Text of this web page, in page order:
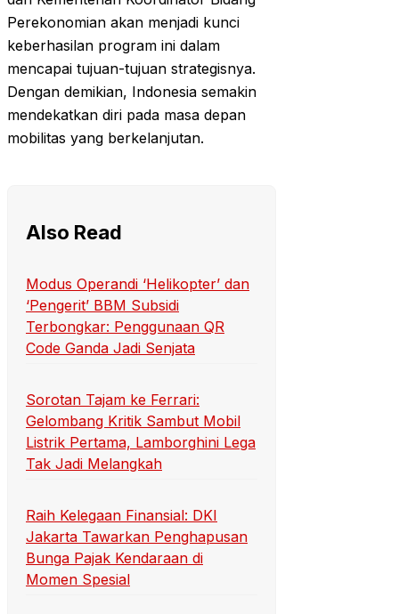
Perekonomian akan menjadi kunci
keberhasilan program ini dalam
mencapai tujuan-tujuan strategisnya.
Dengan demikian, Indonesia semakin
mendekatkan diri pada masa depan
mobilitas yang berkelanjutan.
Also Read
Modus Operandi ‘Helikopter’ dan
‘Pengerit’ BBM Subsidi
Terbongkar: Penggunaan QR
Code Ganda Jadi Senjata
Sorotan Tajam ke Ferrari:
Gelombang Kritik Sambut Mobil
Listrik Pertama, Lamborghini Lega
Tak Jadi Melangkah
Raih Kelegaan Finansial: DKI
Jakarta Tawarkan Penghapusan
Bunga Pajak Kendaraan di
Momen Spesial